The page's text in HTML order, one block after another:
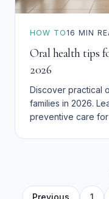
HOW TO 16 MIN
Oral health tips
2026
Discover practical
families in 2026.
preventive care
Previous
1